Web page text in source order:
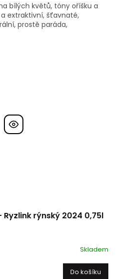
bílých květů, tóny oříšku a
extraktivní, šťavnaté,
prostě paráda,
rýnský 2024 0,75l
Skladem
Do košíku